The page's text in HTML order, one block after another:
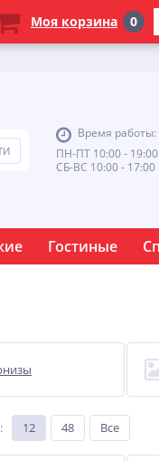
Время работы:
ПН-ПТ 10:00 - 19:00
СБ-ВС 10:00 - 17:00
Гостиные
: 12 48 Все
Моя корзина 0